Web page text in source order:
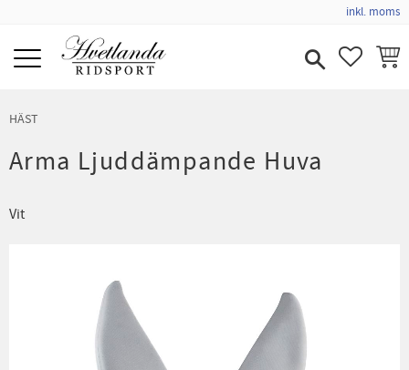
inkl. moms
HÄST
Arma Ljuddämpande Huva
Vit